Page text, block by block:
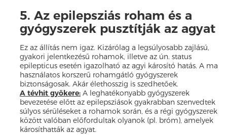
5. Az epilepsziás roham és a
gyógyszerek pusztítják az agyat
Ez az állítás nem igaz. Kizárólag a legsúlyosabb zajlású,
gyakori jelentkezésű rohamok, illetve az ún. status
epilepticus esetén igazolható az agyi károsító hatás. A ma
használatos korszerű rohamgátló gyógyszerek
biztonságosak. Akár élethosszig is szedhetőek.
A tévhit gyökere: A leghatékonyabb gyógyszerek
bevezetése előtt az epilepsziások gyakrabban szenvedtek
súlyos sérüléseket a rohamok során, és a régi gyógyszerek
között valóban előfordultak olyanok (pl. bróm), amelyek
károsíthatták az agyat.